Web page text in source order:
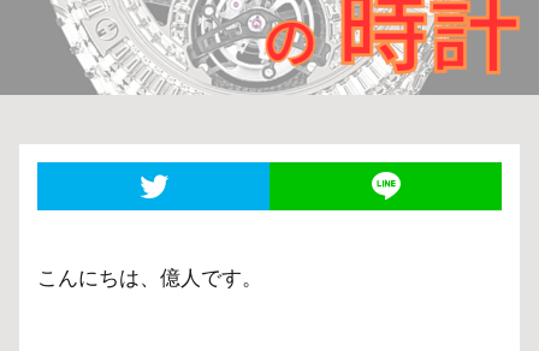
こんにちは、億人です。